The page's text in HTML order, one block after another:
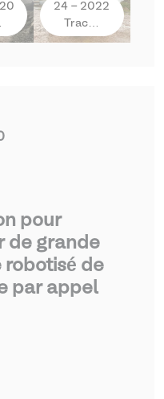
24 - 2022
Trac…
pour
de grande
robotisé de
par appel